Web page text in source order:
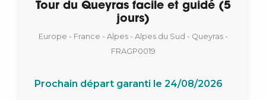
Tour du Queyras facile et guidé (5
jours)
Europe - France - Alpes - Alpes du Sud - Queyras -
FRAGP0019
Prochain départ garanti le 24/08/2026